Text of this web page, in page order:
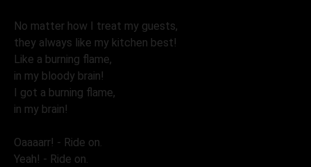
No matter how I treat my guests,
they always like my kitchen best!
Like a burning flame,
in my bloody brain!
I got a burning flame,
in my brain!
Oaaaarr! - Ride on.
Yeah! - Ride on.